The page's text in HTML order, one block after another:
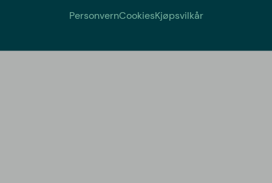
PersonvernCookiesKjøpsvilkår